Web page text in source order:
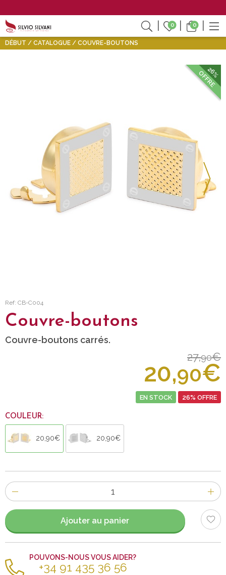
0 0
DÉBUT CATALOGUE COUVRE-BOUTONS
26%
OFFRE
Ref: CB-C004
Couvre-boutons
Couvre-boutons carrés.
27,90€
20,90€
EN STOCK 26% OFFRE
COULEUR:
20,90€ 20,90€
Nombre
d'items
Ajouter au panier
POUVONS-NOUS VOUS AIDER?
+34 91 435 36 56